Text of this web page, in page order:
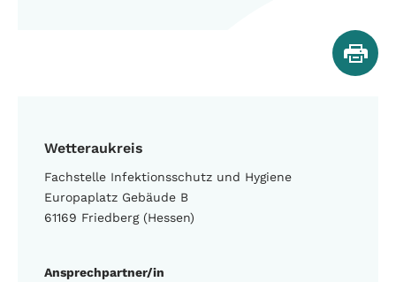
Wetteraukreis
Fachstelle Infektionsschutz und Hygiene
Europaplatz Gebäude B
61169 Friedberg (Hessen)
Ansprechpartner/in